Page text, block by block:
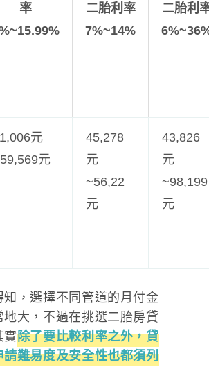
率
二胎利率
7%~14%
二胎利
元
元
45,278
元
~56,22
元
43,826
元
~98,199
元
知，選擇不同管道的月付金
地大，不過在挑選二胎房貸
實除了要比較利率之外，貸
請難易度及安全性也都須列